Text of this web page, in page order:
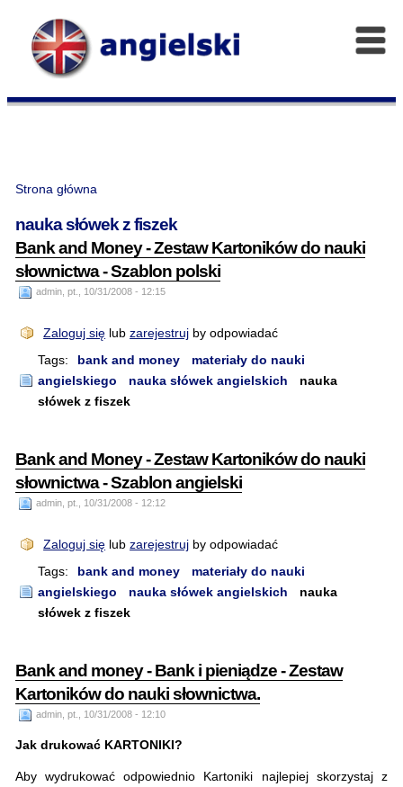
Strona główna
nauka słówek z fiszek
Bank and Money - Zestaw Kartoników do nauki
słownictwa - Szablon polski
admin, pt., 10/31/2008 - 12:15
Zaloguj się lubzarejestruj by odpowiadać
Tags:
bank and money
materiały do nauki
angielskiego
nauka słówek angielskich
nauka
słówek z fiszek
Bank and Money - Zestaw Kartoników do nauki
słownictwa - Szablon angielski
admin, pt., 10/31/2008 - 12:12
Zaloguj się lubzarejestruj by odpowiadać
Tags:
bank and money
materiały do nauki
angielskiego
nauka słówek angielskich
nauka
słówek z fiszek
Bank and money - Bank i pieniądze - Zestaw
Kartoników do nauki słownictwa.
admin, pt., 10/31/2008 - 12:10
Jak drukować KARTONIKI?
Aby wydrukować odpowiednio Kartoniki najlepiej skorzystaj z